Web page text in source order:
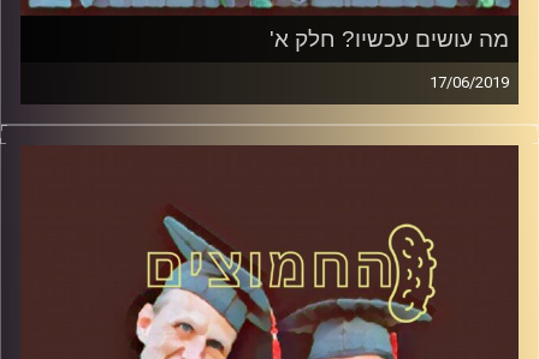
מה עושים עכשיו? חלק א'
17/06/2019
פרופסור בועז בן-דוד ופרופסור גלעד הירשברגר
קרדיט תמונות:AudioVersity